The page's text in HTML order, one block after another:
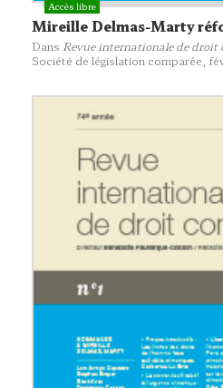
Mireille Delmas-Marty
Dans Revue internationale de droit
Société de législation comparée ,